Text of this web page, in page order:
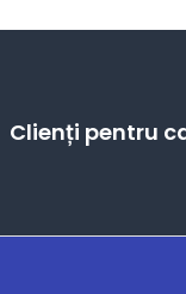
Clienți pentru